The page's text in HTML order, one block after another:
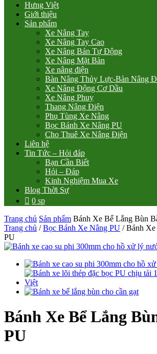
Hưng Việt
Giới thiệu
Sản phẩm
Xe Nâng Tay
Xe Nâng Tay Cao
Xe Nâng Bán Tự Động
Xe Nâng Mặt Bàn
Xe nâng điện
Bàn Nâng Thủy Lực-Bàn Nâng
Xe Nâng Động Cơ Dầu
Xe Nâng Phuy
Thang Nâng Điện
Phụ Tùng Xe Nâng
Bọc Bánh Xe Nâng PU
Cho Thuê Xe Nâng Điện
Liên hệ
Tin Tức – Hỏi đáp
Bạn Cần Biết
Hỏi – Đáp
Kinh Nghiệm Mua Xe
Blog Thời Sự
0 sp
Trang chủ Sản phẩm Bánh Xe Bể Lắng Bùn
Trang chủ /Bọc Bánh Xe Nâng PU / Bánh
PU
Bánh Xe Bể Lắng
PU